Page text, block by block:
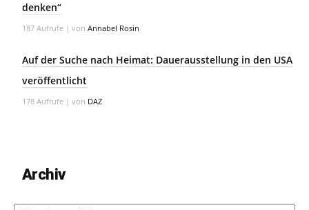
denken“
187 Aufrufe | von Annabel Rosin
Auf der Suche nach Heimat: Dauerausstellung in den USA
veröffentlicht
178 Aufrufe | von DAZ
Archiv
Archiv